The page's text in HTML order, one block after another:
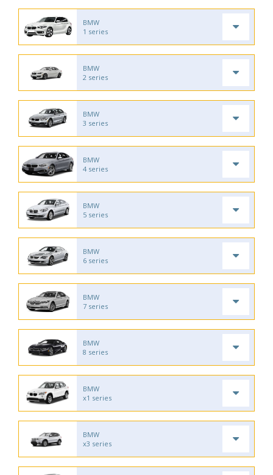
BMW
1 series
BMW
2 series
BMW
3 series
BMW
4 series
BMW
5 series
BMW
6 series
BMW
7 series
BMW
8 series
BMW
x1 series
BMW
x3 series